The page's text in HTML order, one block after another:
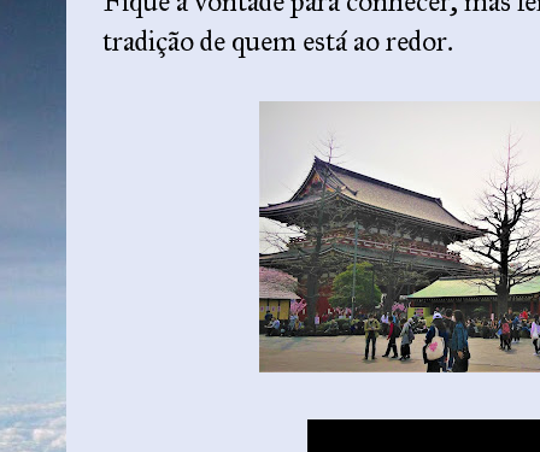
tradição de quem está ao redor.